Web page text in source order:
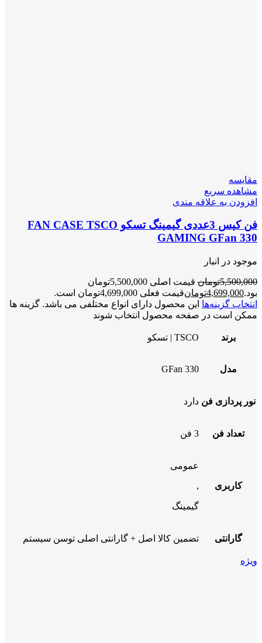
مقایسه
مشاهده سریع
افزودن به علاقه مندی
فن کیس 3عددی گیمینگ تسکو FAN CASE TSCO
GAMING GFan 330
موجود در انبار
5,500,000تومان
قیمت اصلی 5,500,000تومان
بود.4,699,000تومانقیمت فعلی 4,699,000تومان است.
انتخاب گزینه‌ها این محصول دارای انواع مختلفی می باشد. گزینه ها
ممکن است در صفحه محصول انتخاب شوند
برند TSCO | تسکو
مدل GFan 330
نور پردازی فن دارد
تعداد فن 3 فن
کاربری
عمومی
,
گیمینگ
گارانتی تضمین کالا اصل + گارانتی اصلی توسن سیستم
ویژه